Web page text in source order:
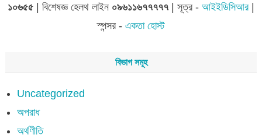
১০৬৫৫ | বিশেষজ্ঞ হেলথ লাইন ০৯৬১১৬৭৭৭৭৭| সূত্র - আইইডিসিআর|
স্পন্সর - একতা হোস্ট
বিভাগ সমূহ
Uncategorized
অপরাধ
অর্থণীতি